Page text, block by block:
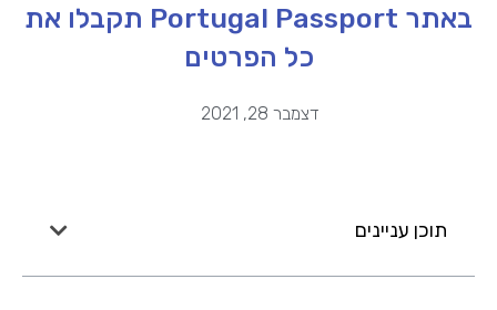
באתר Portugal Passport תקבלו את
כל הפרטים
דצמבר 28, 2021
תוכן עניינים